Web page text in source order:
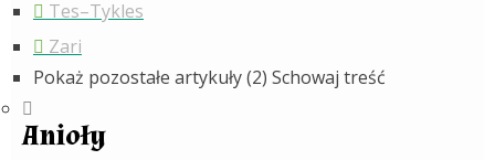
Tes–Tykles
Zari
Pokaż pozostałe artykuły (2) Schowaj treść
Anioły